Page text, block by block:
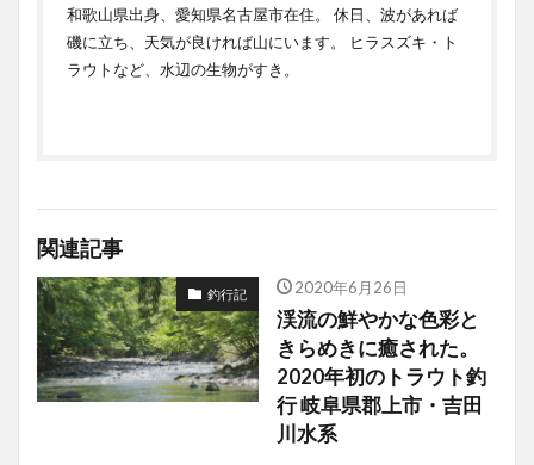
和歌山県出身、愛知県名古屋市在住。 休日、波があれば
磯に立ち、天気が良ければ山にいます。 ヒラスズキ・ト
ラウトなど、水辺の生物がすき。
関連記事
釣行記 2020年6月26日
渓流の鮮やかな色彩と
きらめきに癒された。
2020年初のトラウト釣
行 岐阜県郡上市・吉田
川水系